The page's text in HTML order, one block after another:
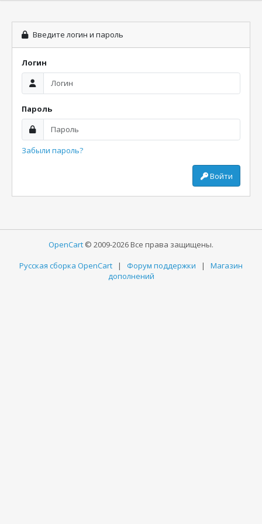
Введите логин и пароль
Логин
Пароль
Забыли пароль?
Войти
OpenCart © 2009-2026 Все права защищены.
Русская сборка OpenCart | Форум поддержки | Магазин
дополнений